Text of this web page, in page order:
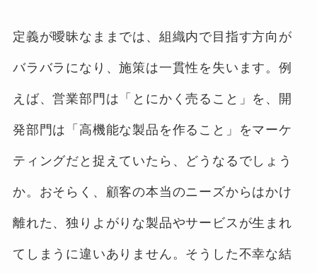
定義が曖昧なままでは、組織内で目指す方向が
バラバラになり、施策は一貫性を失います。例
えば、営業部門は「とにかく売ること」を、開
発部門は「高機能な製品を作ること」をマーケ
ティングだと捉えていたら、どうなるでしょう
か。おそらく、顧客の本当のニーズからはかけ
離れた、独りよがりな製品やサービスが生まれ
てしまうに違いありません。そうした不幸な結